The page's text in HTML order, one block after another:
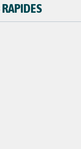
RAPIDES